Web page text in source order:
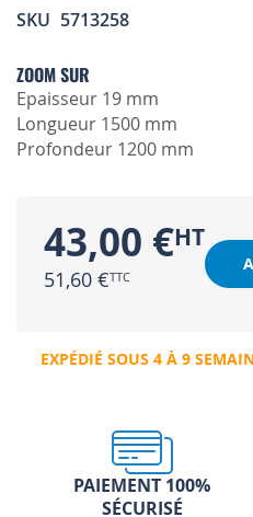
SKU 5713258
ZOOM SUR
Epaisseur 19 mm
Longueur 1500 mm
Profondeur 1200 mm
43,00 €
51,60 €
EXPÉDIÉ SOUS 4 À 9
PAIEMENT 100%
SÉCURISÉ